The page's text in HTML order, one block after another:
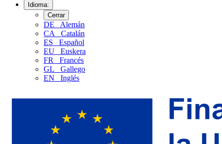
Idioma:
Cerrar
DE
Alemán
CA
Catalán
ES
Español
EU
Euskera
FR
Francés
GL
Gallego
EN
Inglés